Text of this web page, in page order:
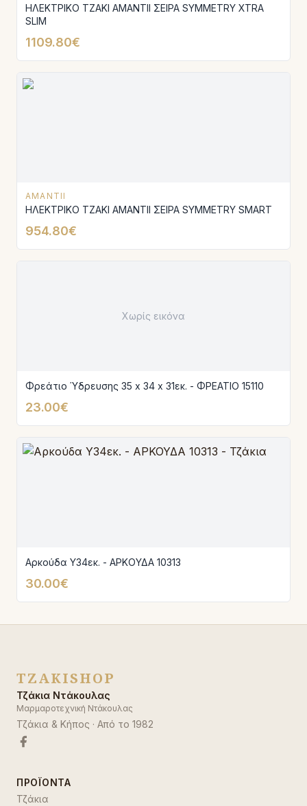
ΗΛΕΚΤΡΙΚΟ ΤΖΑΚΙ AMANTIΙ ΣΕΙΡΑ SYMMETRY XTRA
SLIM
1109.80€
AMANTII
ΗΛΕΚΤΡΙΚΟ ΤΖΑΚΙ AMANTIΙ ΣΕΙΡΑ SYMMETRY SMART
954.80€
Χωρίς εικόνα
Φρεάτιο Ύδρευσης 35 x 34 x 31εκ. - ΦΡΕΑΤΙΟ 15110
23.00€
Αρκούδα Υ34εκ. - ΑΡΚΟΥΔΑ 10313
30.00€
TZAKISHOP
Τζάκια Ντάκουλας
Μαρμαροτεχνική Ντάκουλας
Τζάκια & Κήπος · Από το 1982
ΠΡΟΪΌΝΤΑ
Τζάκια